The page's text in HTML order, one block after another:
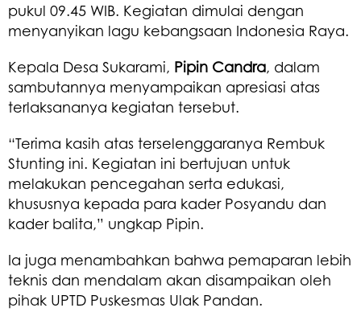
pukul 09.45 WIB. Kegiatan dimulai dengan
menyanyikan lagu kebangsaan Indonesia Raya.
Kepala Desa Sukarami, Pipin Candra, dalam
sambutannya menyampaikan apresiasi atas
terlaksananya kegiatan tersebut.
“Terima kasih atas terselenggaranya Rembuk
Stunting ini. Kegiatan ini bertujuan untuk
melakukan pencegahan serta edukasi,
khususnya kepada para kader Posyandu dan
kader balita,” ungkap Pipin.
Ia juga menambahkan bahwa pemaparan lebih
teknis dan mendalam akan disampaikan oleh
pihak UPTD Puskesmas Ulak Pandan.